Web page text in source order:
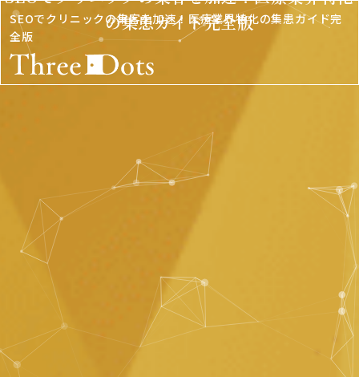
SEOでクリニックの集客を加速！医療業界特化の集患ガイド完
全版
の集患ガイド完全版HOME
業種別
無料資料DL